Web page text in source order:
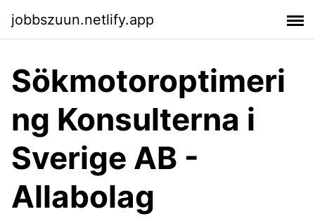
jobbszuun.netlify.app
Sökmotoroptimeri
ng Konsulterna i
Sverige AB -
Allabolag